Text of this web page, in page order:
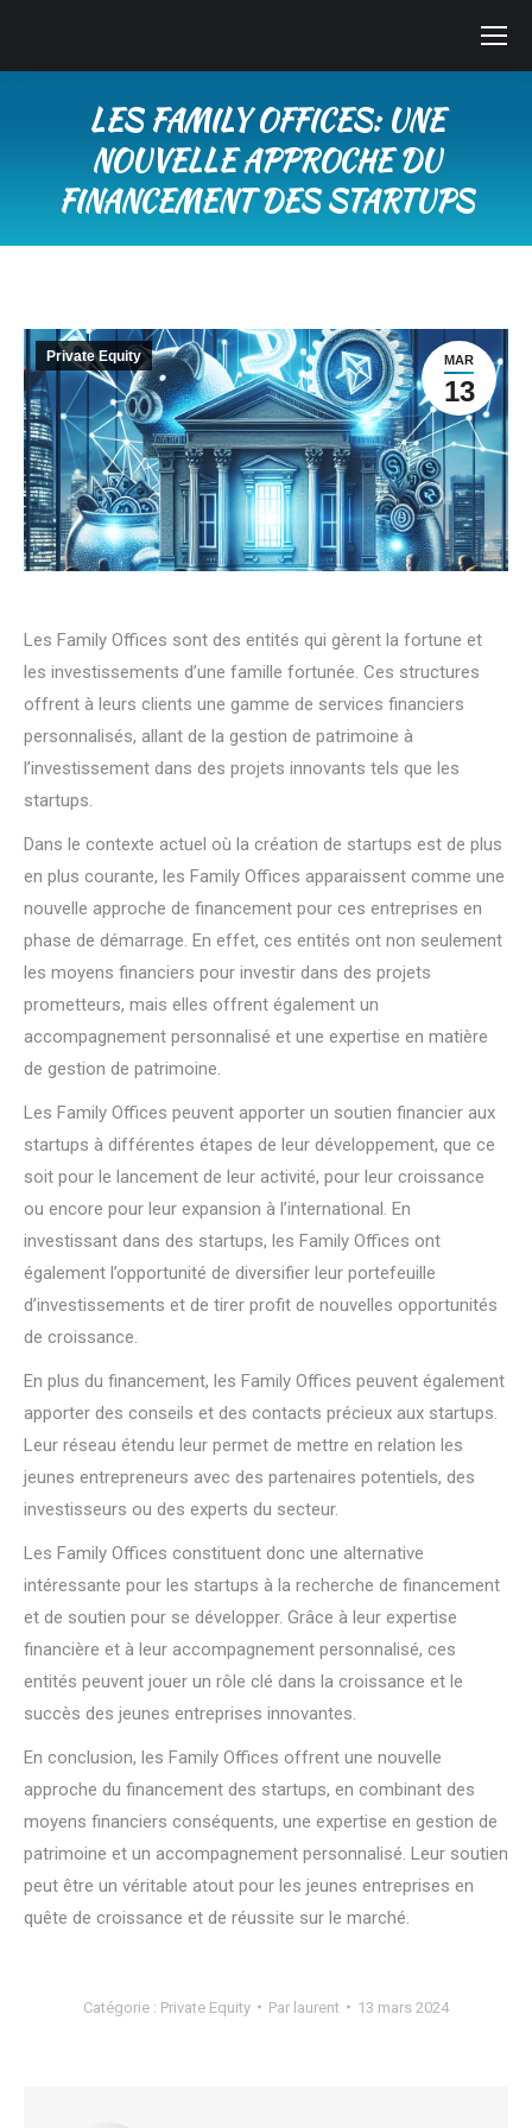
LES FAMILY OFFICES: UNE
NOUVELLE APPROCHE DU
FINANCEMENT DES STARTUPS
MAR
13
Private Equity
Les Family Offices sont des entités qui gèrent la fortune et
les investissements d’une famille fortunée. Ces structures
offrent à leurs clients une gamme de services financiers
personnalisés, allant de la gestion de patrimoine à
l’investissement dans des projets innovants tels que les
startups.
Dans le contexte actuel où la création de startups est de plus
en plus courante, les Family Offices apparaissent comme une
nouvelle approche de financement pour ces entreprises en
phase de démarrage. En effet, ces entités ont non seulement
les moyens financiers pour investir dans des projets
prometteurs, mais elles offrent également un
accompagnement personnalisé et une expertise en matière
de gestion de patrimoine.
Les Family Offices peuvent apporter un soutien financier aux
startups à différentes étapes de leur développement, que ce
soit pour le lancement de leur activité, pour leur croissance
ou encore pour leur expansion à l’international. En
investissant dans des startups, les Family Offices ont
également l’opportunité de diversifier leur portefeuille
d’investissements et de tirer profit de nouvelles opportunités
de croissance.
En plus du financement, les Family Offices peuvent également
apporter des conseils et des contacts précieux aux startups.
Leur réseau étendu leur permet de mettre en relation les
jeunes entrepreneurs avec des partenaires potentiels, des
investisseurs ou des experts du secteur.
Les Family Offices constituent donc une alternative
intéressante pour les startups à la recherche de financement
et de soutien pour se développer. Grâce à leur expertise
financière et à leur accompagnement personnalisé, ces
entités peuvent jouer un rôle clé dans la croissance et le
succès des jeunes entreprises innovantes.
En conclusion, les Family Offices offrent une nouvelle
approche du financement des startups, en combinant des
moyens financiers conséquents, une expertise en gestion de
patrimoine et un accompagnement personnalisé. Leur soutien
peut être un véritable atout pour les jeunes entreprises en
quête de croissance et de réussite sur le marché.
Catégorie : Private Equity Par laurent 13 mars 2024